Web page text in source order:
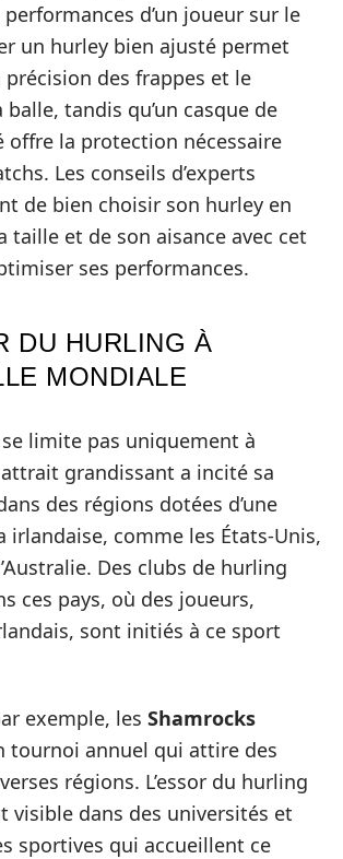
d’un joueur sur le
un hurley bien ajusté permet
précision des frappes et le
tandis qu’un casque de
offre la protection nécessaire
Les conseils d’experts
de bien choisir son hurley en
taille et de son aisance avec cet
ses performances.
DU HURLING À
MONDIALE
limite pas uniquement à
attrait grandissant a incité sa
des régions dotées d’une
irlandaise, comme les États-Unis,
Des clubs de hurling
ces pays, où des joueurs,
sont initiés à ce sport
exemple, les Shamrocks
tournoi annuel qui attire des
régions. L’essor du hurling
visible dans des universités et
sportives qui accueillent ce